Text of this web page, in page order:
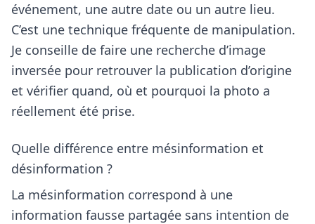
événement, une autre date ou un autre lieu.
C’est une technique fréquente de manipulation.
Je conseille de faire une recherche d’image
inversée pour retrouver la publication d’origine
et vérifier quand, où et pourquoi la photo a
réellement été prise.
Quelle différence entre mésinformation et
désinformation ?
La mésinformation correspond à une
information fausse partagée sans intention de